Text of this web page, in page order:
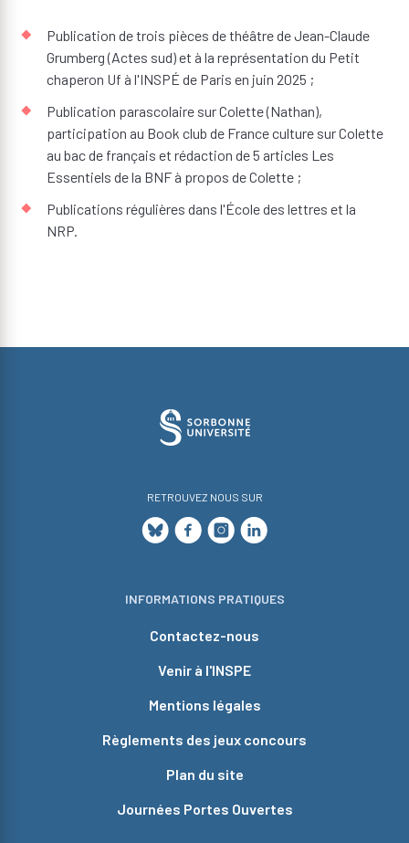
Publication de trois pièces de théâtre de Jean-Claude
Grumberg (Actes sud) et à la représentation du Petit
chaperon Uf à l'INSPÉ de Paris en juin 2025 ;
Publication parascolaire sur Colette (Nathan),
participation au Book club de France culture sur Colette
au bac de français et rédaction de 5 articles Les
Essentiels de la BNF à propos de Colette ;
Publications régulières dans l'École des lettres et la
NRP.
RETROUVEZ NOUS SUR
INFORMATIONS PRATIQUES
Contactez-nous
Venir à l'INSPE
Mentions légales
Règlements des jeux concours
Plan du site
Journées Portes Ouvertes